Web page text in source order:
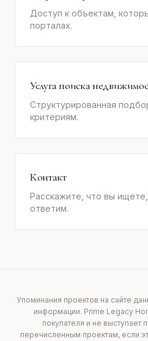
Доступ к объектам,
порталах.
Услуга поиска
Структурированная
критериям.
Контакт
Расскажите, что вы
ответим.
Упоминания проектов на сайте
информации. Prime Legacy
покупателя и не
перечисленным проектам, если